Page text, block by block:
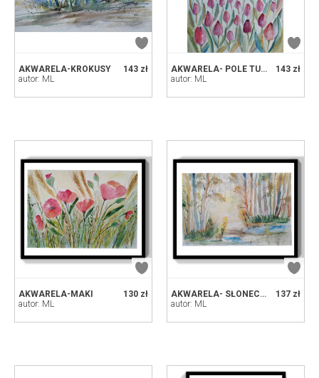
143 zł
AKWARELA-KROKUSY
autor: ML
143 zł
AKWARELA- POLE TULIPANOW
autor: ML
130 zł
AKWARELA-MAKI
autor: ML
137 zł
AKWARELA- SŁONECZNY LAS
autor: ML